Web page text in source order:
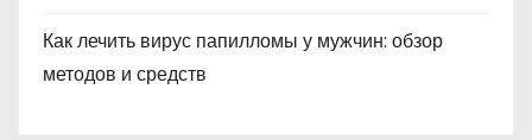
Как лечить вирус папилломы у мужчин: обзор
методов и средств